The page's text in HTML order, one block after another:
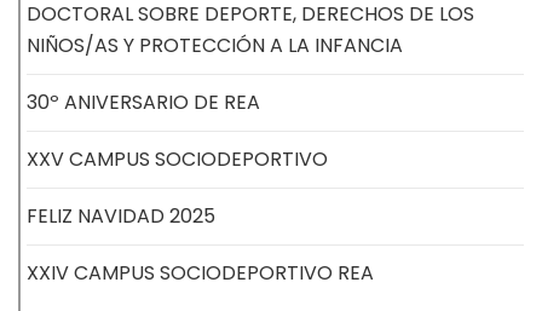
DOCTORAL SOBRE DEPORTE, DERECHOS DE LOS
NIÑOS/AS Y PROTECCIÓN A LA INFANCIA
30º ANIVERSARIO DE REA
XXV CAMPUS SOCIODEPORTIVO
FELIZ NAVIDAD 2025
XXIV CAMPUS SOCIODEPORTIVO REA